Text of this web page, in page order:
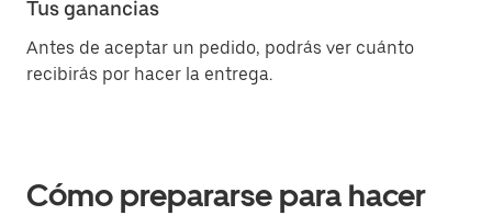
Tus ganancias
Antes de aceptar un pedido, podrás ver cuánto
recibirás por hacer la entrega.
Cómo prepararse para hacer